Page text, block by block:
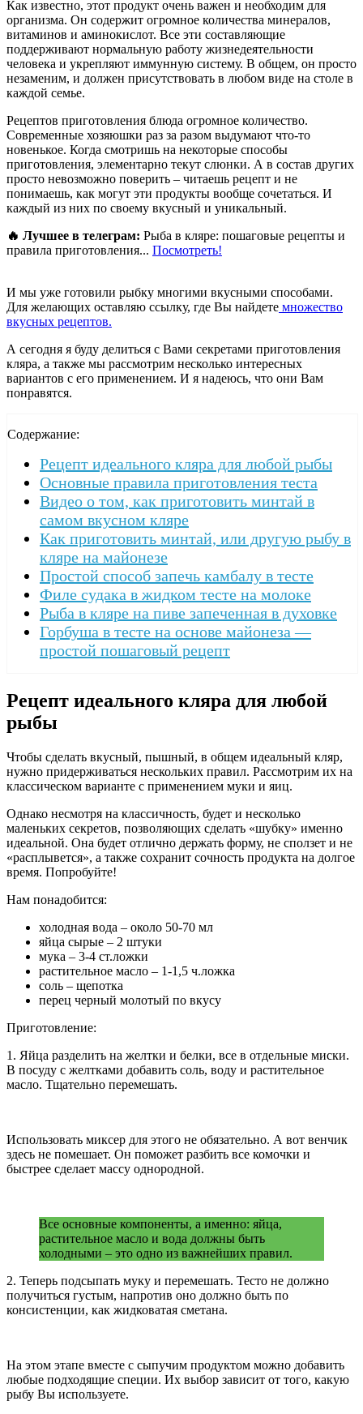
Как известно, этот продукт очень важен и необходим для
организма. Он содержит огромное количества минералов,
витаминов и аминокислот. Все эти составляющие
поддерживают нормальную работу жизнедеятельности
человека и укрепляют иммунную систему. В общем, он просто
незаменим, и должен присутствовать в любом виде на столе в
каждой семье.
Рецептов приготовления блюда огромное количество.
Современные хозяюшки раз за разом выдумают что-то
новенькое. Когда смотришь на некоторые способы
приготовления, элементарно текут слюнки. А в состав других
просто невозможно поверить – читаешь рецепт и не
понимаешь, как могут эти продукты вообще сочетаться. И
каждый из них по своему вкусный и уникальный.
🔥 Лучшее в телеграм: Рыба в кляре: пошаговые рецепты и
правила приготовления... Посмотреть!
И мы уже готовили рыбку многими вкусными способами.
Для желающих оставляю ссылку, где Вы найдете множество
вкусных рецептов.
А сегодня я буду делиться с Вами секретами приготовления
кляра, а также мы рассмотрим несколько интересных
вариантов с его применением. И я надеюсь, что они Вам
понравятся.
Содержание:
Рецепт идеального кляра для любой рыбы
Основные правила приготовления теста
Видео о том, как приготовить минтай в
самом вкусном кляре
Как приготовить минтай, или другую рыбу в
кляре на майонезе
Простой способ запечь камбалу в тесте
Филе судака в жидком тесте на молоке
Рыба в кляре на пиве запеченная в духовке
Горбуша в тесте на основе майонеза —
простой пошаговый рецепт
Рецепт идеального кляра для любой
рыбы
Чтобы сделать вкусный, пышный, в общем идеальный кляр,
нужно придерживаться нескольких правил. Рассмотрим их на
классическом варианте с применением муки и яиц.
Однако несмотря на классичность, будет и несколько
маленьких секретов, позволяющих сделать «шубку» именно
идеальной. Она будет отлично держать форму, не сползет и не
«расплывется», а также сохранит сочность продукта на долгое
время. Попробуйте!
Нам понадобится:
холодная вода – около 50-70 мл
яйца сырые – 2 штуки
мука – 3-4 ст.ложки
растительное масло – 1-1,5 ч.ложка
соль – щепотка
перец черный молотый по вкусу
Приготовление:
1. Яйца разделить на желтки и белки, все в отдельные миски.
В посуду с желтками добавить соль, воду и растительное
масло. Тщательно перемешать.
Использовать миксер для этого не обязательно. А вот венчик
здесь не помешает. Он поможет разбить все комочки и
быстрее сделает массу однородной.
Все основные компоненты, а именно: яйца,
растительное масло и вода должны быть
холодными – это одно из важнейших правил.
2. Теперь подсыпать муку и перемешать. Тесто не должно
получиться густым, напротив оно должно быть по
консистенции, как жидковатая сметана.
На этом этапе вместе с сыпучим продуктом можно добавить
любые подходящие специи. Их выбор зависит от того, какую
рыбу Вы используете.